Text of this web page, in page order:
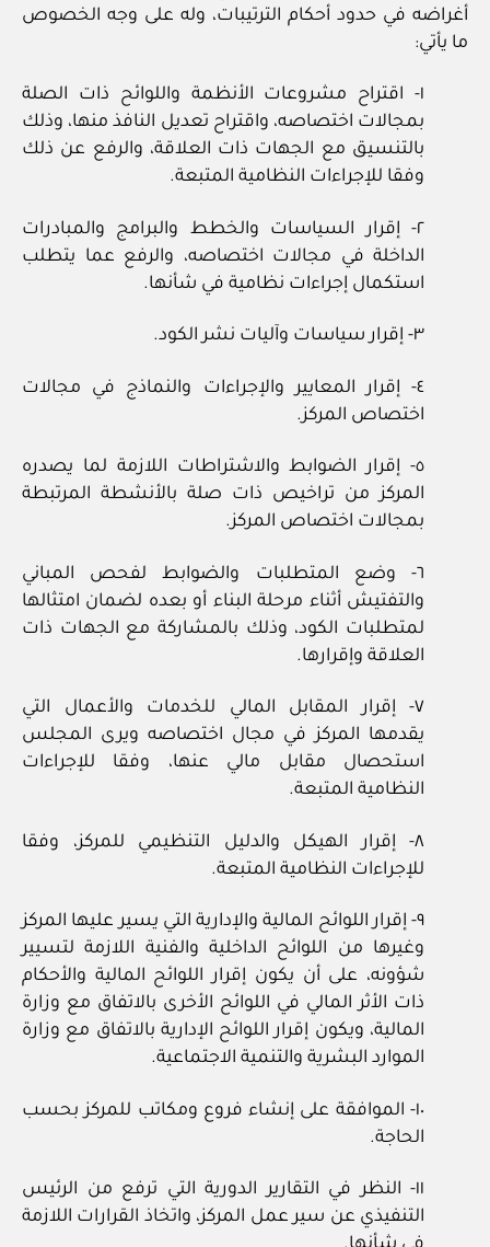
أغراضه في حدود أحكام الترتيبات، وله على وجه الخصوص
ما يأتي:
١‏- اقتراح مشروعات الأنظمة واللوائح ذات الصلة
بمجالات اختصاصه، واقتراح تعديل النافذ منها، وذلك
بالتنسيق مع الجهات ذات العلاقة، والرفع عن ذلك
وفقا للإجراءات النظامية المتبعة.
٢‏- إقرار السياسات والخطط والبرامج والمبادرات
الداخلة في مجالات اختصاصه، والرفع عما يتطلب
استكمال إجراءات نظامية في شأنها.
٣‏- إقرار سياسات وآليات نشر الكود.
٤‏- إقرار المعايير والإجراءات والنماذج في مجالات
اختصاص المركز.
٥‏- إقرار الضوابط والاشتراطات اللازمة لما يصدره
المركز من تراخيص ذات صلة بالأنشطة المرتبطة
بمجالات اختصاص المركز.
٦‏- وضع المتطلبات والضوابط لفحص المباني
والتفتيش أثناء مرحلة البناء أو بعده لضمان امتثالها
لمتطلبات الكود، وذلك بالمشاركة مع الجهات ذات
العلاقة وإقرارها.
٧‏- إقرار المقابل المالي للخدمات والأعمال التي
يقدمها المركز في مجال اختصاصه ويرى المجلس
استحصال مقابل مالي عنها، وفقا للإجراءات
النظامية المتبعة.
٨‏- إقرار الهيكل والدليل التنظيمي للمركز، وفقا
للإجراءات النظامية المتبعة.
٩‏- إقرار اللوائح المالية والإدارية التي يسير عليها المركز
وغيرها من اللوائح الداخلية والفنية اللازمة لتسيير
شؤونه، على أن يكون إقرار اللوائح المالية والأحكام
ذات الأثر المالي في اللوائح الأخرى بالاتفاق مع وزارة
المالية، ويكون إقرار اللوائح الإدارية بالاتفاق مع وزارة
الموارد البشرية والتنمية الاجتماعية.
١٠‏- الموافقة على إنشاء فروع ومكاتب للمركز بحسب
الحاجة.
١١‏- النظر في التقارير الدورية التي ترفع من الرئيس
التنفيذي عن سير عمل المركز، واتخاذ القرارات اللازمة